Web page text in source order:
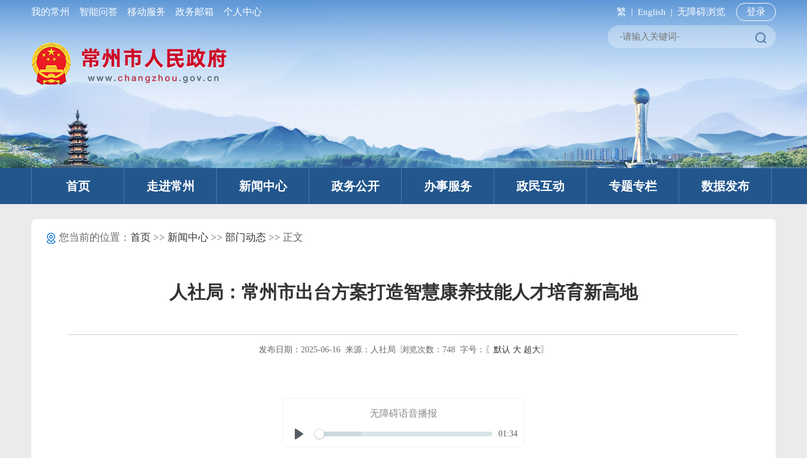
我的常州 智能问答 移动服务 政务邮箱 个人中心 繁 | English | 无障碍浏览 登录
首页 走进常州 新闻中心 政务公开 办事服务 政民互动 专题专栏 数据发布
您当前的位置： 首页>> 新闻中心>> 部门动态>> 正文
人社局：常州市出台方案打造智慧康养技能人才培育新高地
发布日期：2025-06-16 来源： 人社局 浏览次数： 748字号：〖 默认 大 超大〗
无障碍语音播报
Seek
Current
01:34